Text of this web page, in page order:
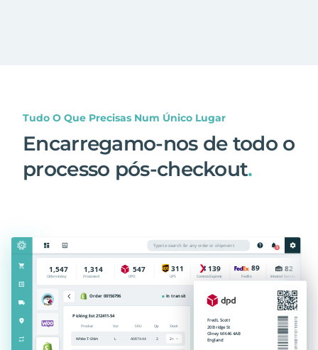
Tudo O Que Precisas Num Único Lugar
Encarregamo-nos de todo o
processo pós-checkout.